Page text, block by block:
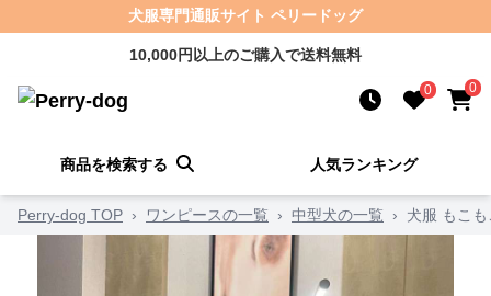
犬服専門通販サイト ペリードッグ
10,000円以上のご購入で送料無料
0 0
商品を検索する 人気ランキング
Perry-dog TOP › ワンピースの一覧 › 中型犬の一覧 › 犬服 もこ